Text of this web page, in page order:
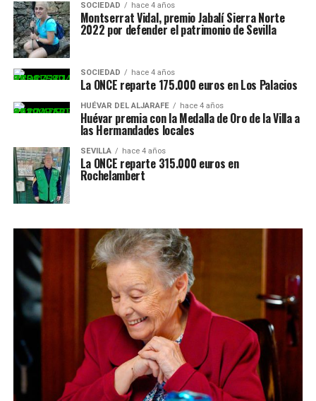
SOCIEDAD hace 4 años
Montserrat Vidal, premio Jabalí Sierra Norte
2022 por defender el patrimonio de Sevilla
SOCIEDAD hace 4 años
La ONCE reparte 175.000 euros en Los Palacios
HUÉVAR DEL ALJARAFE hace 4 años
Huévar premia con la Medalla de Oro de la Villa a
las Hermandades locales
SEVILLA hace 4 años
La ONCE reparte 315.000 euros en
Rochelambert